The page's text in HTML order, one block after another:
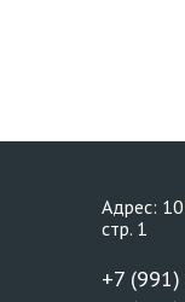
Адрес:
стр. 1
+7